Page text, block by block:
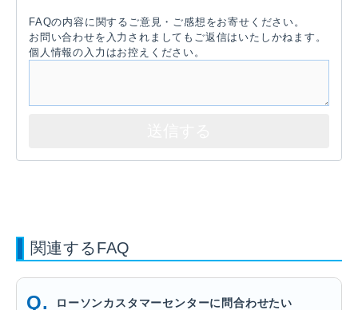
FAQの内容に関するご意見・ご感想をお寄せください。
お問い合わせを入力されましてもご返信はいたしかねます。
個人情報の入力はお控えください。
関連するFAQ
ローソンカスタマーセンターに問合わせたい